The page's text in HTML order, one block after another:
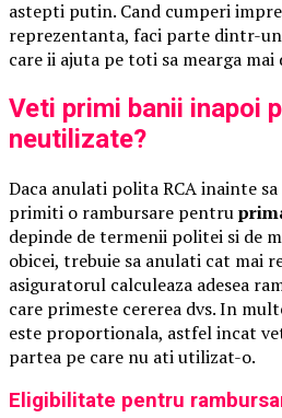
astepti putin. Cand cumperi
reprezentanta, faci parte dintr-
care ii ajuta pe toti sa mearga
Veti primi banii inapoi
neutilizate?
Daca anulati polita RCA inainte
primiti o rambursare pentru
depinde de termenii politei si de
obicei, trebuie sa anulati cat mai
asiguratorul calculeaza adesea
care primeste cererea dvs. In
este proportionala, astfel incat
partea pe care nu ati utilizat-o.
Eligibilitate pentru